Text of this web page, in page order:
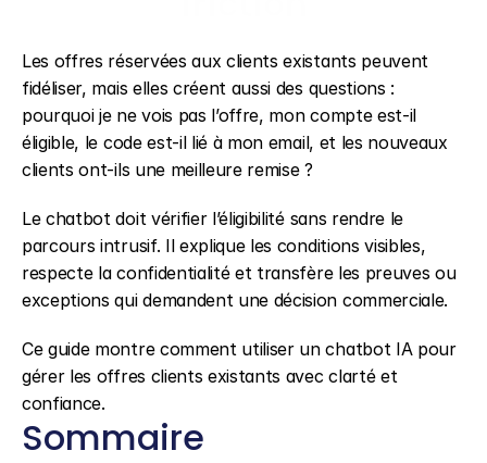
Les offres réservées aux clients existants peuvent
fidéliser, mais elles créent aussi des questions :
pourquoi je ne vois pas l’offre, mon compte est-il
éligible, le code est-il lié à mon email, et les nouveaux
clients ont-ils une meilleure remise ?
Le chatbot doit vérifier l’éligibilité sans rendre le
parcours intrusif. Il explique les conditions visibles,
respecte la confidentialité et transfère les preuves ou
exceptions qui demandent une décision commerciale.
Ce guide montre comment utiliser un chatbot IA pour
gérer les offres clients existants avec clarté et
confiance.
Sommaire